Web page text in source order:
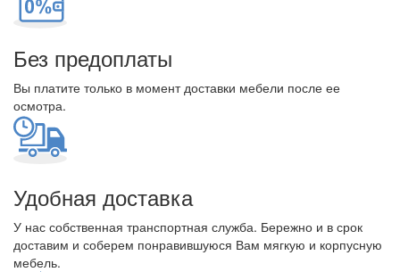
Без предоплаты
Вы платите только в момент доставки мебели после ее
осмотра.
Удобная доставка
У нас собственная транспортная служба. Бережно и в срок
доставим и соберем понравившуюся Вам мягкую и корпусную
мебель.